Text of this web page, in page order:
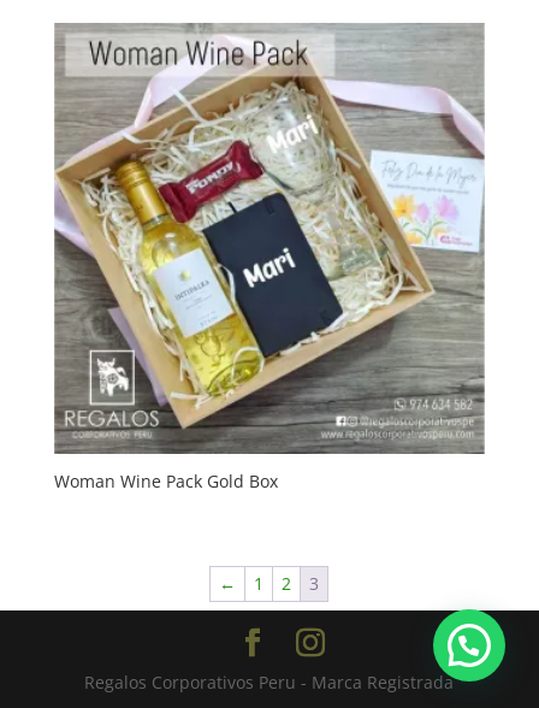
Woman Wine Pack Gold Box
← 1 2 3
Regalos Corporativos Peru - Marca Registrada